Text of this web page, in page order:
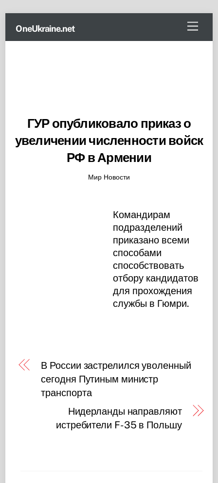
content
Menu
OneUkraine.net
ГУР опубликовало приказ о
увеличении численности войск
РФ в Армении
Мир Новости
Командирам
подразделений
приказано всеми
способами
способствовать
отбору кандидатов
для прохождения
службы в Гюмри.
В России застрелился уволенный
сегодня Путиным министр
транспорта
Нидерланды направляют
истребители F-35 в Польшу